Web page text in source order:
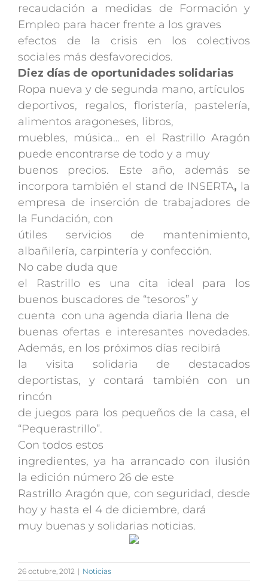
recaudación a medidas de Formación y
Empleo para hacer frente a los graves
efectos de la crisis en los colectivos
sociales más desfavorecidos.
Diez días de oportunidades solidarias
Ropa nueva y de segunda mano, artículos
deportivos, regalos, floristería, pastelería,
alimentos aragoneses, libros,
muebles, música… en el Rastrillo Aragón
puede encontrarse de todo y a muy
buenos precios. Este año, además se
incorpora también el stand de INSERTA, la
empresa de inserción de trabajadores de
la Fundación, con
útiles servicios de mantenimiento,
albañilería, carpintería y confección.
No cabe duda que
el Rastrillo es una cita ideal para los
buenos buscadores de “tesoros” y
cuenta con una agenda diaria llena de
buenas ofertas e interesantes novedades.
Además, en los próximos días recibirá
la visita solidaria de destacados
deportistas, y contará también con un
rincón
de juegos para los pequeños de la casa, el
“Pequerastrillo”.
Con todos estos
ingredientes, ya ha arrancado con ilusión
la edición número 26 de este
Rastrillo Aragón que, con seguridad, desde
hoy y hasta el 4 de diciembre, dará
muy buenas y solidarias noticias.
26 octubre, 2012 | Noticias